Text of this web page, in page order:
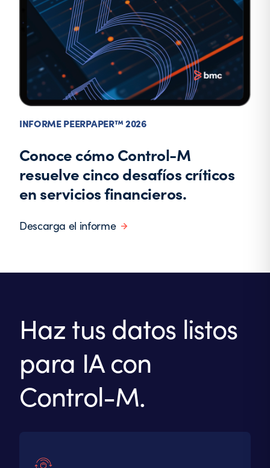
INFORME PEERPAPER™ 2026
Conoce cómo Control-M
resuelve cinco desafíos críticos
en servicios financieros.
Descarga el informe
Haz tus datos listos
para IA con
Control-M.